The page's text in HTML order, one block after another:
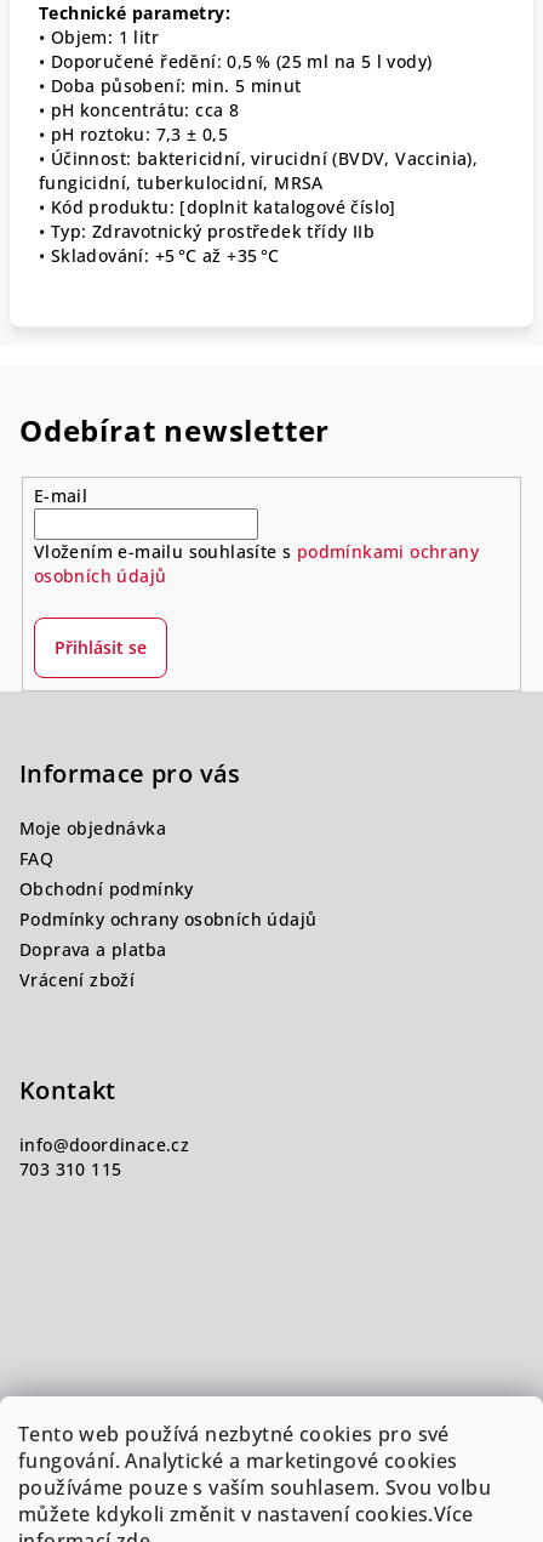
Tento web používá nezbytné cookies pro své
fungování. Analytické a marketingové cookies
používáme pouze s vaším souhlasem. Svou volbu
můžete kdykoli změnit v nastavení cookies.Více
Technické parametry:
• Objem: 1 litr
• Doporučené ředění: 0,5 % (25 ml na 5 l vody)
• Doba působení: min. 5 minut
• pH koncentrátu: cca 8
• pH roztoku: 7,3 ± 0,5
• Účinnost: baktericidní, virucidní (BVDV, Vaccinia),
fungicidní, tuberkulocidní, MRSA
• Kód produktu: [doplnit katalogové číslo]
• Typ: Zdravotnický prostředek třídy IIb
• Skladování: +5 °C až +35 °C
Odebírat newsletter
E-mail
Vložením e-mailu souhlasíte s podmínkami ochrany
osobních údajů
Přihlásit se
Informace pro vás
Moje objednávka
FAQ
Obchodní podmínky
Podmínky ochrany osobních údajů
Doprava a platba
Vrácení zboží
Kontakt
info@doordinace.cz
703 310 115